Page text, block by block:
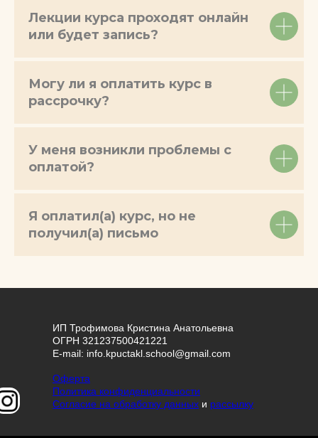
Лекции курса проходят онлайн
или будет запись?
Могу ли я оплатить курс в
рассрочку?
У меня возникли проблемы с
оплатой?
Я оплатил(а) курс, но не
получил(а) письмо
ИП Трофимова Кристина Анатольевна
ОГРН 321237500421221
E-mail: info.kpuctakl.school@gmail.com
Оферта
Политика конфиденциальности
Согласие на обработку данных и рассылку